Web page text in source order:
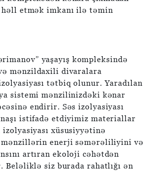
etmək imkanı ilə təmin
yaşayış kompleksində
mənzildaxili divaralara
tətbiq olunur. Yaradılan
sistemi mənzilinizdəki kənar
endirir. Səs izolyasiyası
istifadə etdiyimiz materiallar
xüsusiyyətinə
enerji səmərəliliyini və
artıran ekoloji cəhətdən
siz burada rahatlığı ən